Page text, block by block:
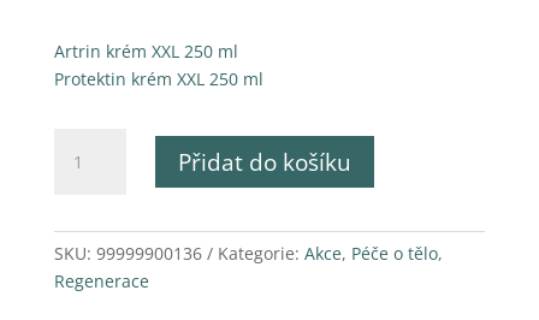
Artrin krém XXL 250 ml
Protektin krém XXL 250 ml
krém
ml
+
Přidat do košíku
SKU: 99999900136 Kategorie: Akce, Péče o tělo,
Regenerace